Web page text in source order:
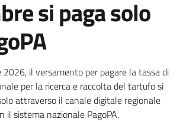
si paga solo
notizia
il versamento per pagare la tassa di
per la ricerca e raccolta del tartufo si
attraverso il canale digitale regionale
il sistema nazionale PagoPA.